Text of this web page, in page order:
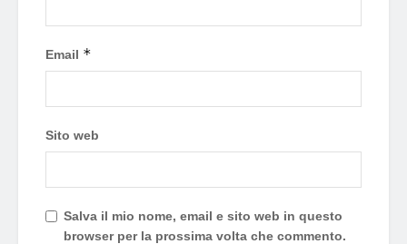
Email *
Sito web
Salva il mio nome, email e sito web in questo
browser per la prossima volta che commento.